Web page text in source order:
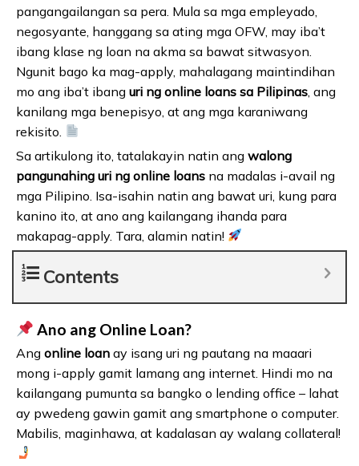
pangangailangan sa pera. Mula sa mga empleyado,
negosyante, hanggang sa ating mga OFW, may iba’t
ibang klase ng loan na akma sa bawat sitwasyon.
Ngunit bago ka mag-apply, mahalagang maintindihan
mo ang iba’t ibang uri ng online loans sa Pilipinas , ang
kanilang mga benepisyo, at ang mga karaniwang
rekisito.
Sa artikulong ito, tatalakayin natin ang walong
pangunahing uri ng online loans na madalas i-avail ng
mga Pilipino. Isa-isahin natin ang bawat uri, kung para
kanino ito, at ano ang kailangang ihanda para
makapag-apply. Tara, alamin natin!
Contents
Ano ang Online Loan?
Ang online loan ay isang uri ng pautang na maaari
mong i-apply gamit lamang ang internet. Hindi mo na
kailangang pumunta sa bangko o lending office – lahat
ay pwedeng gawin gamit ang smartphone o computer.
Mabilis, maginhawa, at kadalasan ay walang collateral!